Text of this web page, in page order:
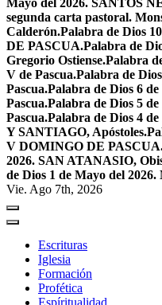
Mayo del 2026. SANTOS
segunda carta pastoral.
Calderón.Palabra de Dios
DE PASCUA.Palabra de
Gregorio Ostiense.Palabra
V de Pascua.Palabra de
Pascua.Palabra de Dios 6
Pascua.Palabra de Dios 5
Pascua.Palabra de Dios 4
Y SANTIAGO, Apóstoles.
V DOMINGO DE
2026. SAN ATANASIO,
de Dios 1 de Mayo del
Vie. Ago 7th, 2026
Escrituras
Iglesia
Formación
Profética